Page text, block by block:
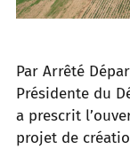
Par Arrêté
Présidente du
a prescrit
projet de